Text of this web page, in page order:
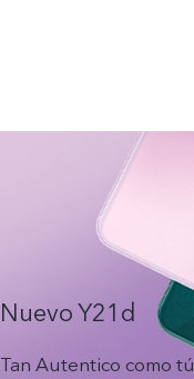
Nuevo Y21d
Tan Autentico como tú